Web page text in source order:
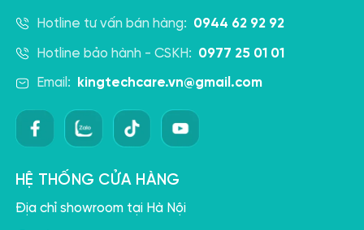
Hotline tư vấn bán hàng: 0944 62 92 92
Hotline bảo hành - CSKH: 0977 25 01 01
Email: kingtechcare.vn@gmail.com
HỆ THỐNG CỬA HÀNG
Địa chỉ showroom tại Hà Nội